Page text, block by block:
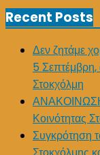
Recent Posts
Δεν ζητάμε
5
Στοκχόλμη
ΑΝΑΚΟΙΝΩΣΗ
Κοινότητας
Συγκρότηση